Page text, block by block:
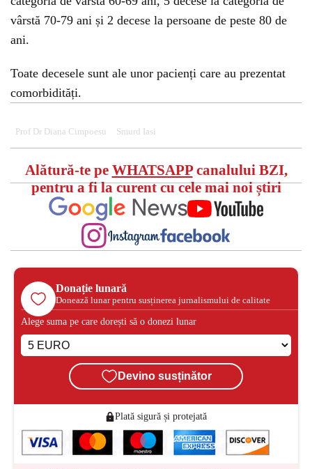
vârstă 70-79 ani și 2 decese la persoane de peste 80 de
ani.
Toate decesele sunt ale unor pacienți care au prezentat
comorbidități.
Prof Dr Diana Cimpoesu Smurd Iasi
Alătură-te pe WHATSAPPcanalului BZI,
pentru a fi la curent cu cele mai noi știri
Donație lunară
Donează lunar pentru susținerea jurnalismului de calitate
Alege suma pe care dorești să o donezi lunar
Devino susținător
Plată sigură și protejată